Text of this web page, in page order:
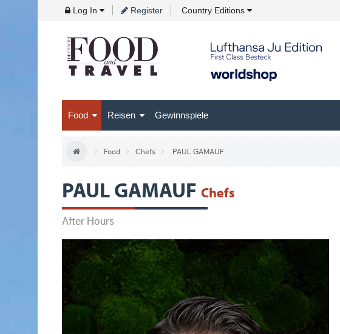
Log In Register Country Editions
Food Reisen Gewinnspiele
Food Chefs PAUL GAMAUF
PAUL GAMAUF Chefs
After Hours